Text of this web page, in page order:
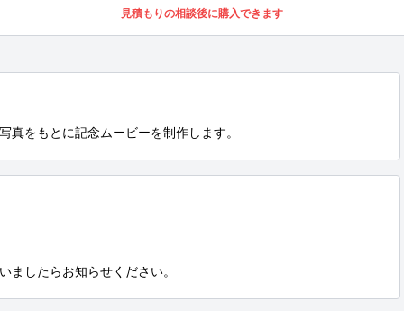
見積もりの相談後に購入できます
真をもとに記念ムービーを制作します。
ましたらお知らせください。